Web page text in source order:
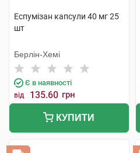
Еспумізан капсули 40 мг 25
шт
Берлін-Хемі
Є в наявності
від 135.60 грн
КУПИТИ